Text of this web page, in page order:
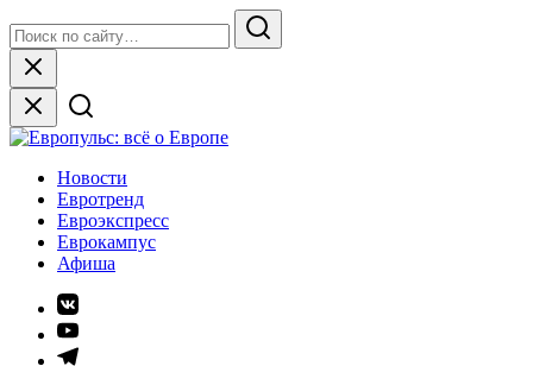
to
content
for:
Search
Close
Европульс: всё о Европе
Новости
Евротренд
Евроэкспресс
Еврокампус
Афиша
Элемент
меню
Элемент
меню
Элемент